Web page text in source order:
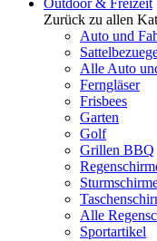
Outdoor & Freizeit
Zurück zu allen
Auto und
Alle Auto
Ferngläser
Frisbees
Garten
Golf
Grillen BBQ
Alle
Sportartikel